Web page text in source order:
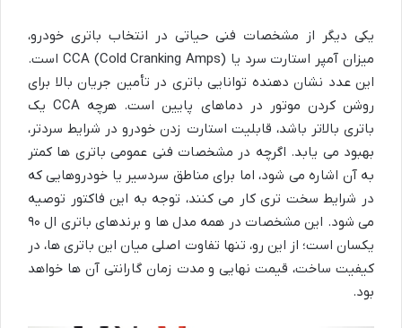
یکی دیگر از مشخصات فنی حیاتی در انتخاب باتری خودرو،
میزان آمپر استارت سرد یا CCA (Cold Cranking Amps) است.
این عدد نشان دهنده توانایی باتری در تأمین جریان بالا برای
روشن کردن موتور در دماهای پایین است. هرچه CCA یک
باتری بالاتر باشد، قابلیت استارت زدن خودرو در شرایط سردتر،
بهبود می یابد. اگرچه در مشخصات فنی عمومی باتری ها کمتر
به آن اشاره می شود، اما برای مناطق سردسیر یا خودروهایی که
در شرایط سخت تری کار می کنند، توجه به این فاکتور توصیه
می شود. این مشخصات در همه مدل ها و برندهای باتری ال ۹۰
یکسان است؛ از این رو، تنها تفاوت اصلی میان این باتری ها، در
کیفیت ساخت، قیمت نهایی و مدت زمان گارانتی آن ها خواهد
بود.